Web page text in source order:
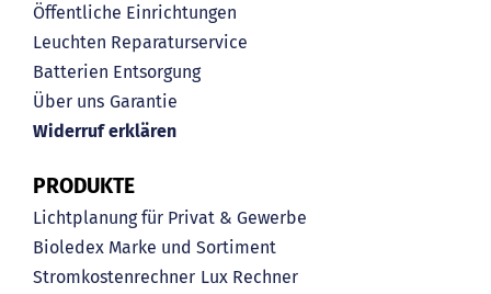
Öffentliche Einrichtungen
Leuchten Reparaturservice
Batterien Entsorgung
Über uns Garantie
Widerruf erklären
PRODUKTE
Lichtplanung für Privat & Gewerbe
Bioledex Marke und Sortiment
Stromkostenrechner Lux Rechner